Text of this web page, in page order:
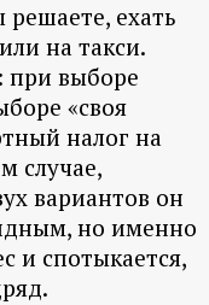
ехать
на такси.
при выборе
«своя
налог на
случае,
вариантов он
но именно
и спотыкается,